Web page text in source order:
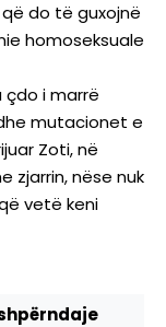
do të guxojnë
homoseksuale
çdo i marrë
mutacionet e
Zoti, në
zjarrin, nëse nuk
vetë keni